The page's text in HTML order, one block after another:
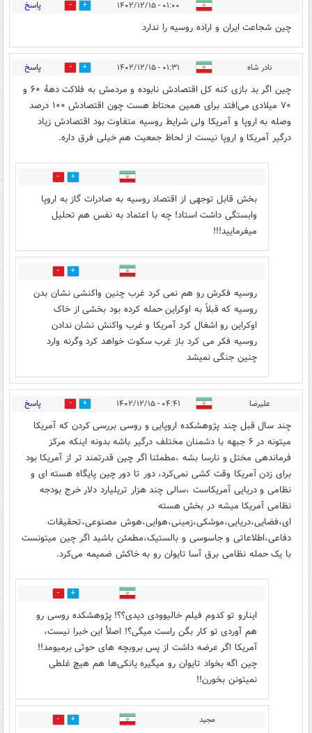
۰۱:۰۰ - ۱۴۰۲/۱۲/۱۵ 7 پاسخ
چین شجاعت ایران و اراده روسیه را ندارد
نادر شاه ۰۱:۳۱ - ۱۴۰۲/۱۲/۱۵ 3 پاسخ
چین اگر بد بازی کنه کل اقتصادش نابوده و مردمش به فلاکت دههٔ ۶۰ و
۷۰ میلادی می‌افتد برای همین محتاط هست چون اقتصادش ۱۰۰ درصد
وصله به اروپا و آمریکا ولی شرایط روسیه متفاوت بود اقتصادش زیاد
درگیر آمریکا و اروپا نيست از لحاظ جمعیت هم خیلی فرق داره.
1
بخش قابل توجهی از اقتصاد روسیه به صادرات گاز به اروپا
وابستگی داشت استاد! چه با اعتماد به نفس هم تحلیل
میفرمایید!!!
0
روسیه فکرش رو هم نمی کرد غرب چنین واکنشی نشان بدن
روسیه که قبلاً به اوکراین حمله کرده بود بخشی از خاک
اوکراین رو اشغال کرد آمریکا و غرب واکنش نشان ندادن
روسیه فکر می کرد باز غرب سکوت خواهد کرد وگرنه وارد
چنین جنگی نمیشد
علیرضا ۰۴:۴۱ - ۱۴۰۲/۱۲/۱۵ 0 پاسخ
چند سال قبل چند پژوهشکده اروپایی و روسی بررسی کردن که آمریکا
میتونه در ۶ جبهه با دشمنان مختلف درگیر باشه بدونه اینکه مرکز
فرماندهی مختل و نارسا بشه ،مطمئنا اگر چین قدرتمند تر از آمریکا بود
برای زدن آمریکا وقت کشی نمی‌کرد، دور تا دور چین پایگاه هسته ای و
نظامی و دریایی آمریکاست ،سالی چند هزار تریلیارد دلار خرج بودجه
نظامی آمریکا میشه در بخش هسته
ای،فضایی،دریایی،موشکی،زمینی،هوایی،هوش مصنوعی،تحقیقات
دفاعی،اطلاعاتی و جاسوسی و بالستیک،مطمئن باشید اگر چین میتونست
با یک حمله نظامی برق آسا تایوان رو به خاکش ضمیمه می‌کرد.
15
اینارو تو کدوم فیلم خالیوودی دیدی؟؟! پژوهشکده روسی رو
هم آوردی تو کار بگن راست میگی؟! اصلأ این خبرا نیست،
آمریکا اگر عرضه داشت از پس بروبچه های حوثی برمیومد!!
چین اگه بخواد تایوان رو میگیره یانکی‌ها هم هیچ غلطی
نمیتونن بخورن!!
مجید 0